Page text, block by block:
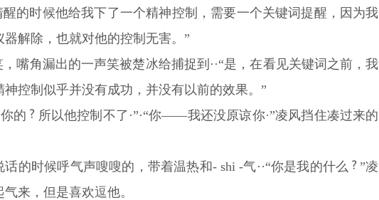
的时候他给我下了一个精神控制，需要一个关键词提醒，因为我
解除，也就对他的控制无害。”
，嘴角漏出的一声笑被楚冰给捕捉到··“是，在看见关键词之前，我
控制似乎并没有成功，并没有以前的效果。”
的
所以他控制不了·”·“你——我还没原谅你·”凌风挡住凑过来的
的时候呼气声嗖嗖的，带着温热和- shi -气··“你是我的什么
”凌
来，但是喜欢逗他。